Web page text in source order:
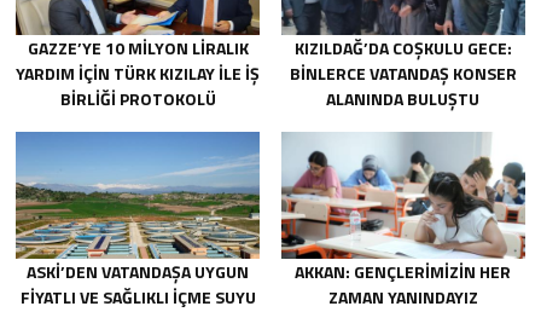
GAZZE’YE 10 MILYON LIRALIK
YARDIM IÇIN TÜRK KIZILAY ILE IŞ
BIRLIĞI PROTOKOLÜ
KIZILDAĞ’DA COŞKULU GECE:
BINLERCE VATANDAŞ KONSER
ALANINDA BULUŞTU
ASKİ’DEN VATANDAŞA UYGUN
FIYATLI VE SAĞLIKLI IÇME SUYU
AKKAN: GENÇLERIMIZIN HER
ZAMAN YANINDAYIZ